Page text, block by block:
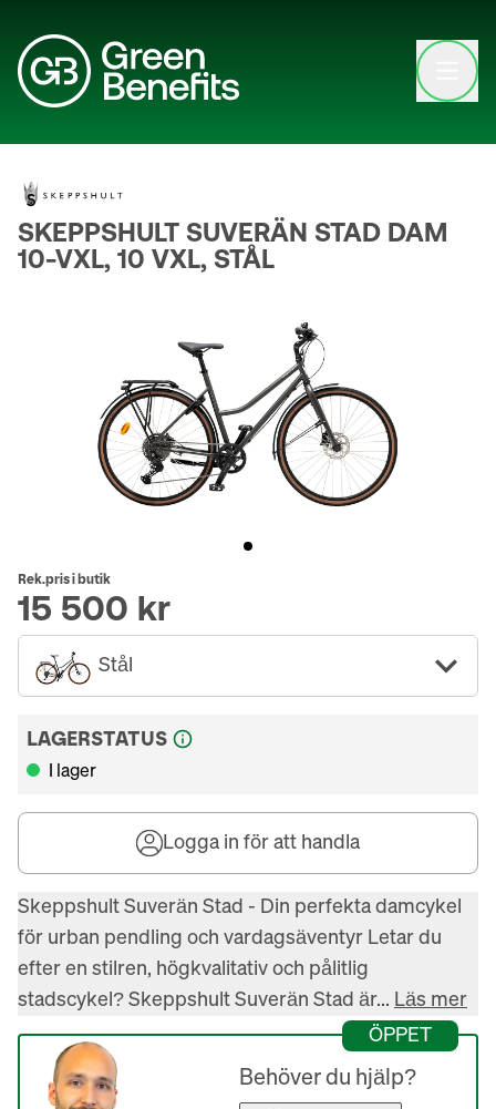
Open
SKEPPSHULT SUVERÄN STAD DAM
10-VXL, 10 VXL, STÅL
Rek.pris i butik
15 500 kr
Stål
LAGERSTATUS
I lager
Logga in för att handla
Skeppshult Suverän Stad - Din perfekta damcykel
för urban pendling och vardagsäventyr Letar du
efter en stilren, högkvalitativ och pålitlig
stadscykel? Skeppshult Suverän Stad är... Läs mer
Behöver du hjälp?
ÖPPET